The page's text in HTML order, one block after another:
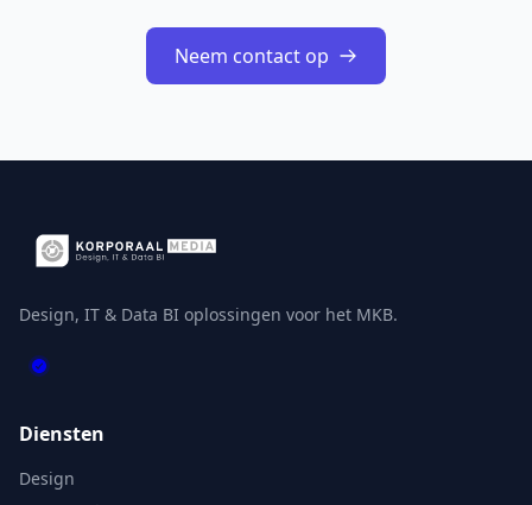
Neem contact op
Design, IT & Data BI oplossingen voor het MKB.
Diensten
Design